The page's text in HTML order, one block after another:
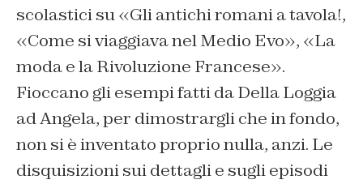
scolastici su «Gli antichi romani a tavola!,
«Come si viaggiava nel Medio Evo», «La
moda e la Rivoluzione Francese».
Fioccano gli esempi fatti da Della Loggia
ad Angela, per dimostrargli che in fondo,
non si è inventato proprio nulla, anzi. Le
disquisizioni sui dettagli e sugli episodi